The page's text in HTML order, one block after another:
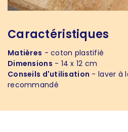
Caractéristiques
Matières - coton plastifié
Dimensions - 14 x 12 cm
Conseils d'utilisation - laver à
recommandé